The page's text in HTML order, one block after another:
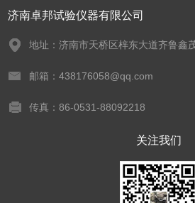
济南卓邦试验仪器有限公司
地址：济南市天桥区梓东大道齐鲁鑫
邮箱：438176058@qq.com
传真：86-0531-88092218
关注我们